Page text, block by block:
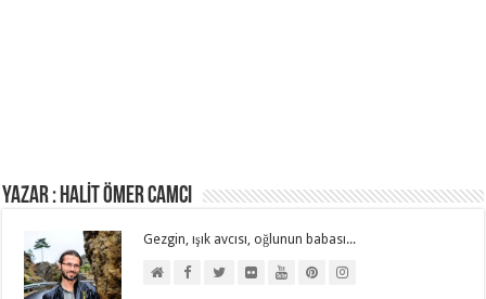
Yazar : HALİT ÖMER CAMCI
Gezgin, ışık avcısı, oğlunun babası...